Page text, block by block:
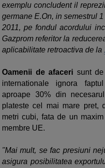
exemplu concludent il
germane E.On, in semestrul
2011, pe fondul acordului
Gazprom referitor la
aplicabilitate retroactiva de la
Oamenii de afaceri sunt
internationale ignora
aproape 30% din
plateste cel mai mare pret,
metri cubi, fata de un
membre UE.
"Mai mult, se fac presiuni
asigura posibilitatea